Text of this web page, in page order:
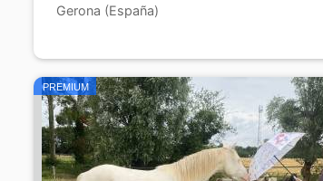
Gerona (España)
PREMIUM